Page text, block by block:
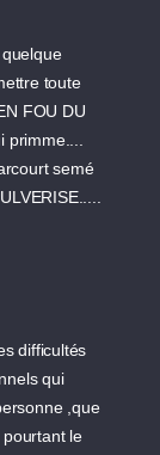
toute
FOU DU
semé
difficultés
qui
,que
le